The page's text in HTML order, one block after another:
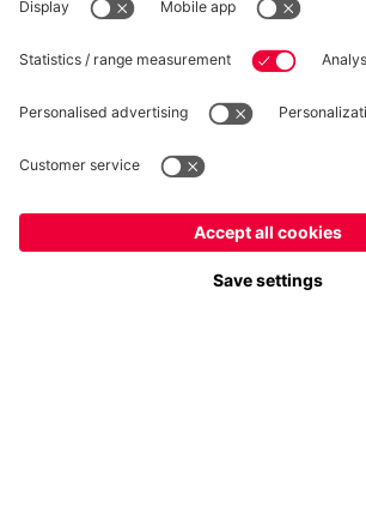
Seguici
Italianoper consegnare lì!
Globaleper consegnare lì!